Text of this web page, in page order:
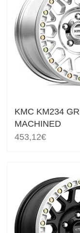
KMC KM234
MACHINED
453,12€